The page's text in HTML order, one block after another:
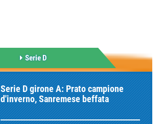
Serie D
Serie D girone A: Prato campione
d'inverno, Sanremese beffata